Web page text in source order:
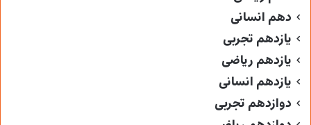
دهم انسانی
یازدهم تجربی
یازدهم ریاضی
یازدهم انسانی
دوازدهم تجربی